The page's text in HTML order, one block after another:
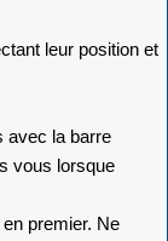
leur position et
avec la barre
vous lorsque
premier. Ne